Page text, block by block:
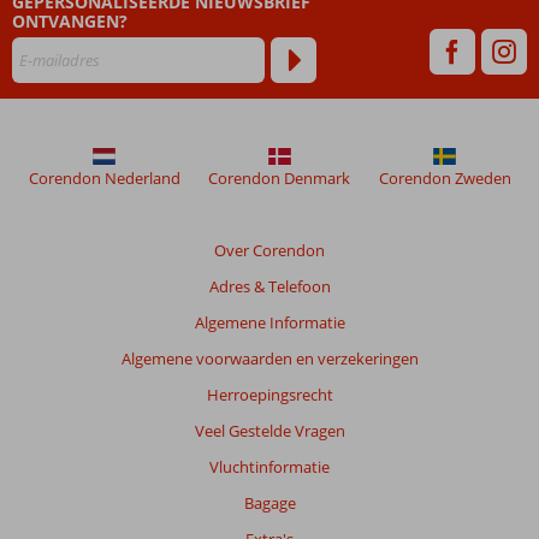
maanden
meer
de
ONTVANGEN?
Over Corendon
Adres & Telefoon
Algemene Informatie
Algemene voorwaarden en verzekeringen
Herroepingsrecht
Veel Gestelde Vragen
Vluchtinformatie
Bagage
Corendon Nederland Corendon Denmark Corendon Zweden